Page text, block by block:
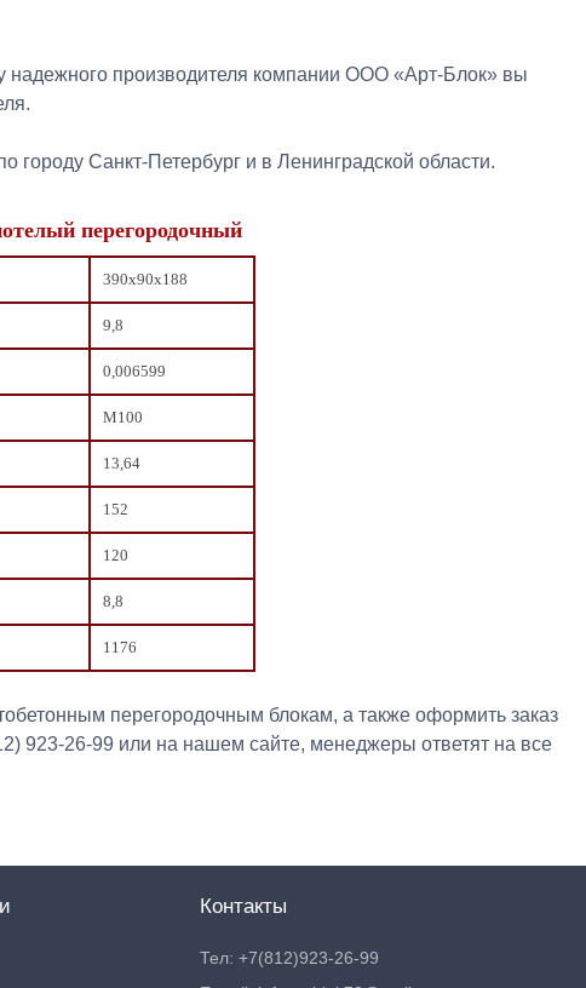
надежного производителя компании ООО «Арт-Блок» вы
городу Санкт-Петербург и в Ленинградской области.
перегородочный
390х90х188
9,8
0,006599
М100
13,64
152
120
8,8
1176
перегородочным блокам, а также оформить заказ
923-26-99 или на нашем сайте, менеджеры ответят на все
Контакты
Тел: +7(812)923-26-99